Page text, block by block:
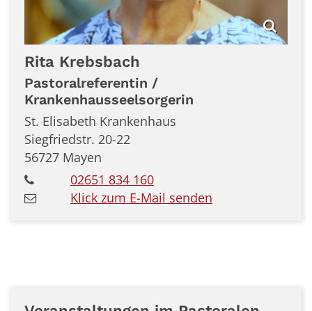
Rita Krebsbach
Pastoralreferentin /
Krankenhausseelsorgerin
St. Elisabeth Krankenhaus
Siegfriedstr. 20-22
56727 Mayen
02651 834 160
Klick zum E-Mail senden